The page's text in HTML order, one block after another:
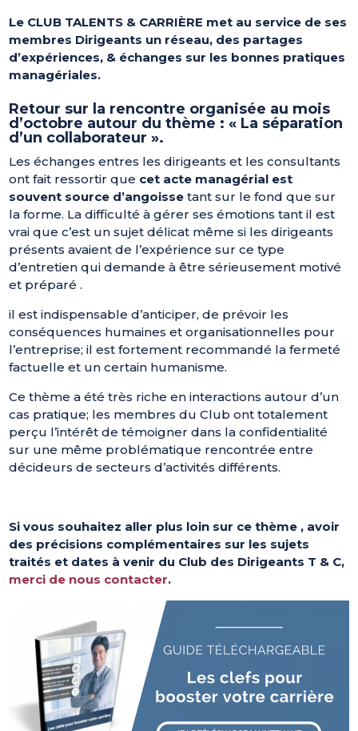
Le CLUB TALENTS & CARRIÈRE met au service de ses
membres Dirigeants un réseau, des partages
d’expériences, & échanges sur les bonnes pratiques
managériales.
Retour sur la rencontre organisée au mois
d’octobre autour du thème : « La séparation
d’un collaborateur ».
Les échanges entres les dirigeants et les consultants
ont fait ressortir que cet acte managérial est
souvent source d’angoissetant sur le fond que sur
la forme. La difficulté à gérer ses émotions tant il est
vrai que c’est un sujet délicat même si les dirigeants
présents avaient de l’expérience sur ce type
d’entretien qui demande à être sérieusement motivé
et préparé .
il est indispensable d’anticiper, de prévoir les
conséquences humaines et organisationnelles pour
l’entreprise; il est fortement recommandé la fermeté
factuelle et un certain humanisme.
Ce thème a été très riche en interactions autour d’un
cas pratique; les membres du Club ont totalement
perçu l’intérêt de témoigner dans la confidentialité
sur une même problématique rencontrée entre
décideurs de secteurs d’activités différents.
Si vous souhaitez aller plus loin sur ce thème , avoir
des précisions complémentaires sur les sujets
traités et dates à venir du Club des Dirigeants T & C,
merci de nous contacter.